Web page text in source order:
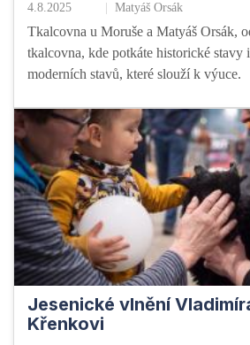
4.8.2025 Matyáš Orsák
Tkalcovna u Moruše a Matyáš Orsák,
tkalcovna, kde potkáte historické stavy
moderních stavů, které slouží k výuce.
Jesenické vlnění
Křenkovi